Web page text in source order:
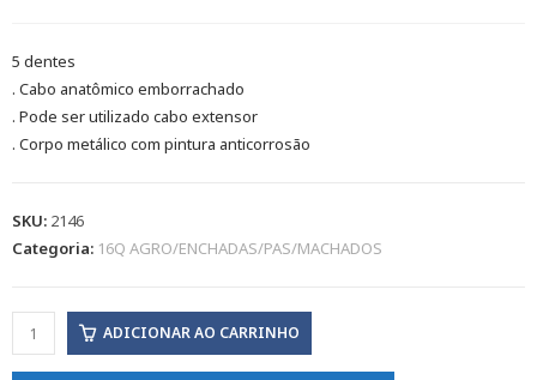
5 dentes
. Cabo anatômico emborrachado
. Pode ser utilizado cabo extensor
. Corpo metálico com pintura anticorrosão
SKU: 2146
Categoria: 16Q AGRO/ENCHADAS/PAS/MACHADOS
ADICIONAR AO CARRINHO